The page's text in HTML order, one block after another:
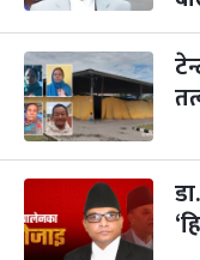
४
५
बिहि
पापा‌ङ्कुशा
कार्तिक ५, २०८३
आइत
कुकुर तिहार
कार्तिक २२,